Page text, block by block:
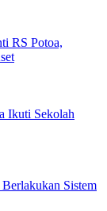
RS Potoa,
Ikuti Sekolah
Sistem